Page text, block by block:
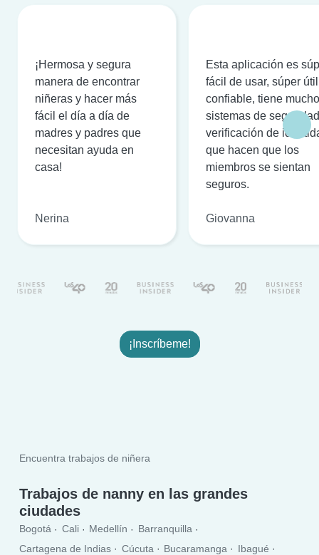
¡Hermosa y segura
manera de encontrar
niñeras y hacer más
fácil el día a día de
madres y padres que
necesitan ayuda en
casa!
Nerina
Esta aplicación es
fácil de usar, súper
confiable, tiene
sistemas de
verificación de
que hacen que los
miembros se sientan
seguros.
Giovanna
¡Inscríbeme!
Encuentra trabajos de niñera
Trabajos de nanny en las grandes
ciudades
Bogotá Cali Medellín
Barranquilla
Cartagena de Indias
Cúcuta Bucaramanga
Ibagué